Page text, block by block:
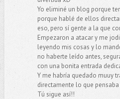
Yo eliminé un blog porque
porque hablé de ellos
eso, pero sí gente a la que
Empezaron a atacar y me
leyendo mis cosas y lo
no haberte leído antes,
con una bonita entrada
Y me habría quedado muuy
directamente lo que
Tú sigue así!!